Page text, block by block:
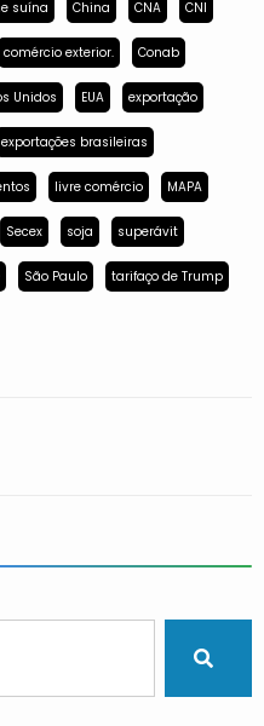
suína China CNA CNI
comércio exterior. Conab
Unidos EUA exportação
exportações brasileiras
livre comércio MAPA
Secex soja superávit
São Paulo tarifaço de Trump